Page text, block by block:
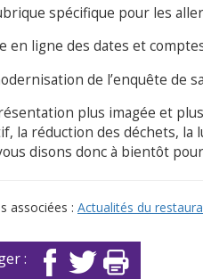
spécifique pour les
en ligne des dates et
de l’enquête de
plus imagée et
la réduction des déchets,
disons donc à bientôt
associées : Actualités du
: